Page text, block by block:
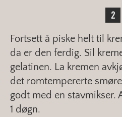
Fortsett å piske helt til
da er den ferdig. Sil
gelatinen. La kremen
det romtempererte
godt med en stavmikser.
1 døgn.